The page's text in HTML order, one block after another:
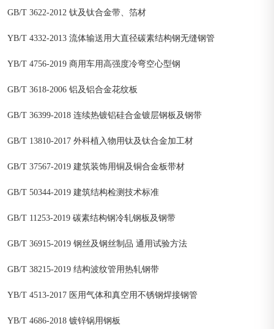
GB/T 3622-2012 钛及钛合金带、箔材
YB/T 4332-2013 流体输送用大直径碳素结构钢无缝钢管
YB/T 4756-2019 商用车用高强度冷弯空心型钢
GB/T 3618-2006 铝及铝合金花纹板
GB/T 36399-2018 连续热镀铝硅合金镀层钢板及钢带
GB/T 13810-2017 外科植入物用钛及钛合金加工材
GB/T 37567-2019 建筑装饰用铜及铜合金板带材
GB/T 50344-2019 建筑结构检测技术标准
GB/T 11253-2019 碳素结构钢冷轧钢板及钢带
GB/T 36915-2019 钢丝及钢丝制品 通用试验方法
GB/T 38215-2019 结构波纹管用热轧钢带
YB/T 4513-2017 医用气体和真空用不锈钢焊接钢管
YB/T 4686-2018 镀锌锅用钢板